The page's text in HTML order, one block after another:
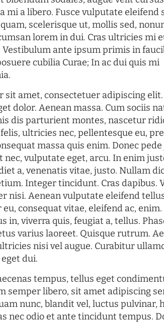
mi a libero. Fusce vulputate eleifend
scelerisque ut, mollis sed,
lorem in dui. Cras ultricies mi
ante ipsum primis in
cubilia Curae; In ac dui quis mi
sit amet, consectetuer adipiscing
dolor. Aenean massa. Cum sociis
dis parturient montes, nascetur
ultricies nec, pellentesque eu,
massa quis enim. Donec
nec, vulputate eget, arcu. In enim
a, venenatis vitae, justo. Nullam
Integer tincidunt. Cras dapibus.
nisi. Aenean vulputate eleifend
consequat vitae, eleifend ac,
in, viverra quis, feugiat a, tellus.
varius laoreet. Quisque rutrum.
nisi vel augue. Curabitur
dui.
tempus, tellus eget
semper libero, sit amet adipiscing
nunc, blandit vel, luctus pulvinar,
nec odio et ante tincidunt tempus.